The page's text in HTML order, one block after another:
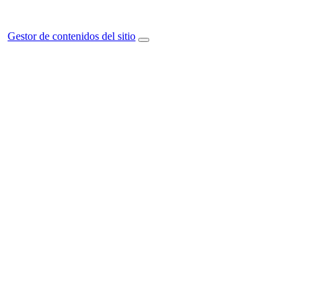
Gestor de contenidos del sitio